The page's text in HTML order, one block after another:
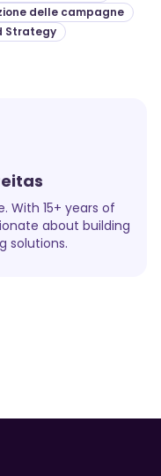
delle campagne
Strategy
With 15+ years of
about building
solutions.